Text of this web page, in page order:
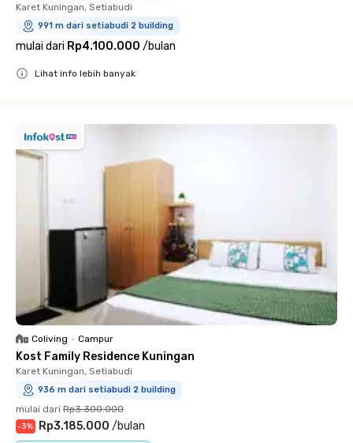
Karet Kuningan, Setiabudi
991 m dari setiabudi 2 building
mulai dari Rp4.100.000 /bulan
Lihat info lebih banyak
Coliving • Campur
Kost Family Residence Kuningan
Karet Kuningan, Setiabudi
936 m dari setiabudi 2 building
mulai dari Rp3.300.000
-3% Rp3.185.000 /bulan